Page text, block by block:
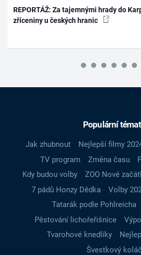
REPORTÁŽ: Za tajemnými hrady do
zříceniny u českých hranic
Populární
Jak zhubnout Nejlepší filmy
TV program
Změna času
Kdy budou volby
ZOO Nové
7 pádů Honzy Dědka
Volby
Tatarák podle Pohlreicha
Pěstování lichořeřišnice
Tvarohové knedlíky
Švestkový